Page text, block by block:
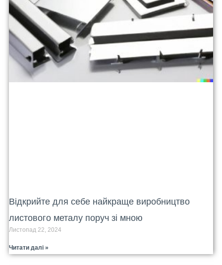
Відкрийте для себе найкраще виробництво
листового металу поруч зі мною
Листопад 22, 2024
Читати далі »